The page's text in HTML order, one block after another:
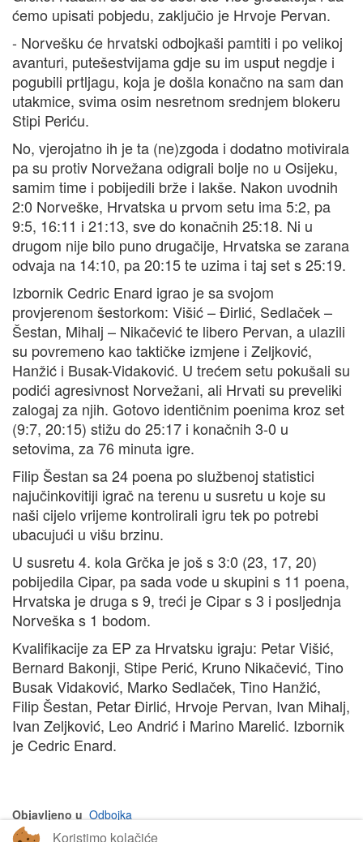
ćemo upisati pobjedu, zaključio je Hrvoje Pervan.
- Norvešku će hrvatski odbojkaši pamtiti i po velikoj
avanturi, putešestvijama gdje su im usput negdje i
pogubili prtljagu, koja je došla konačno na sam dan
utakmice, svima osim nesretnom srednjem blokeru
Stipi Periću.
No, vjerojatno ih je ta (ne)zgoda i dodatno motivirala
pa su protiv Norvežana odigrali bolje no u Osijeku,
samim time i pobijedili brže i lakše. Nakon uvodnih
2:0 Norveške, Hrvatska u prvom setu ima 5:2, pa
9:5, 16:11 i 21:13, sve do konačnih 25:18. Ni u
drugom nije bilo puno drugačije, Hrvatska se zarana
odvaja na 14:10, pa 20:15 te uzima i taj set s 25:19.
Izbornik Cedric Enard igrao je sa svojom
provjerenom šestorkom: Višić – Đirlić, Sedlaček –
Šestan, Mihalj – Nikačević te libero Pervan, a ulazili
su povremeno kao taktičke izmjene i Zeljković,
Hanžić i Busak-Vidaković. U trećem setu pokušali su
podići agresivnost Norvežani, ali Hrvati su preveliki
zalogaj za njih. Gotovo identičnim poenima kroz set
(9:7, 20:15) stižu do 25:17 i konačnih 3-0 u
setovima, za 76 minuta igre.
Filip Šestan sa 24 poena po službenoj statistici
najučinkovitiji igrač na terenu u susretu u koje su
naši cijelo vrijeme kontrolirali igru tek po potrebi
ubacujući u višu brzinu.
U susretu 4. kola Grčka je još s 3:0 (23, 17, 20)
pobijedila Cipar, pa sada vode u skupini s 11 poena,
Hrvatska je druga s 9, treći je Cipar s 3 i posljednja
Norveška s 1 bodom.
Kvalifikacije za EP za Hrvatsku igraju: Petar Višić,
Bernard Bakonji, Stipe Perić, Kruno Nikačević, Tino
Busak Vidaković, Marko Sedlaček, Tino Hanžić,
Filip Šestan, Petar Đirlić, Hrvoje Pervan, Ivan Mihalj,
Ivan Zeljković, Leo Andrić i Marino Marelić. Izbornik
je Cedric Enard.
Objavljeno u Odbojka
Koristimo kolačiće